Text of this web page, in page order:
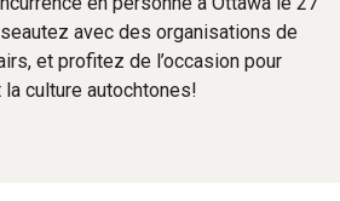
avec des organisations de
et profitez de l’occasion pour
culture autochtones!